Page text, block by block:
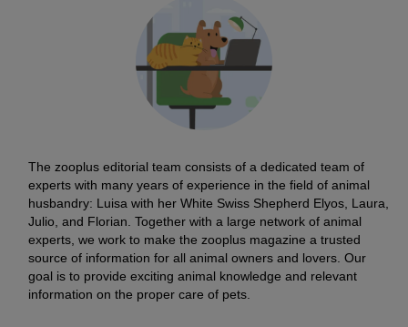
The zooplus editorial team consists of a dedicated team of
experts with many years of experience in the field of animal
husbandry: Luisa with her White Swiss Shepherd Elyos, Laura,
Julio, and Florian. Together with a large network of animal
experts, we work to make the zooplus magazine a trusted
source of information for all animal owners and lovers. Our
goal is to provide exciting animal knowledge and relevant
information on the proper care of pets.